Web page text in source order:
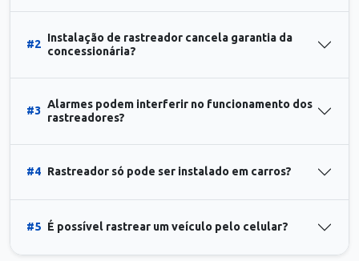
#2
Instalação de rastreador cancela garantia da
concessionária?
#3
Alarmes podem interferir no funcionamento dos
rastreadores?
#4 Rastreador só pode ser instalado em carros?
#5 É possível rastrear um veículo pelo celular?